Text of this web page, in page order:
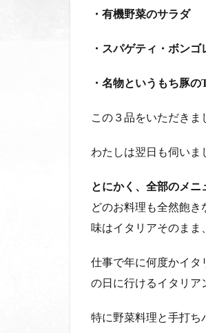
2.3
フ
は、
ヲタ
2.4
( デザ
ト）
た美
味し
2.5
ガス
ノミ
ーが
・有機野菜のサラダ
・スパゲティ・ボンゴ
・名物というもち豚の
この３品をいただきま
わたしは翌日も伺いま
とにかく、全部のメニ
どのお料理も全然飽き
味はイタリアそのまま
仕事で年に何度かイタ
の日に行けるイタリア
特に野菜料理と手打ち